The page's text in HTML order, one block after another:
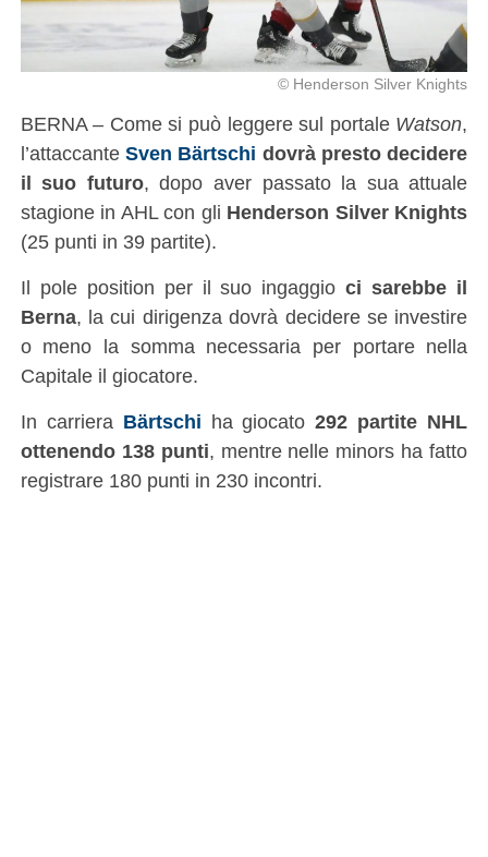
© Henderson Silver Knights
BERNA – Come si può leggere sul portale Watson,
l’attaccante Sven Bärtschi dovrà presto decidere
il suo futuro, dopo aver passato la sua attuale
stagione in AHL con gli Henderson Silver Knights
(25 punti in 39 partite).
Il pole position per il suo ingaggioci sarebbe il
Berna, la cui dirigenza dovrà decidere se investire
o meno la somma necessaria per portare nella
Capitale il giocatore.
In carriera Bärtschi ha giocato292 partite NHL
ottenendo 138 punti, mentre nelle minors ha fatto
registrare 180 punti in 230 incontri.